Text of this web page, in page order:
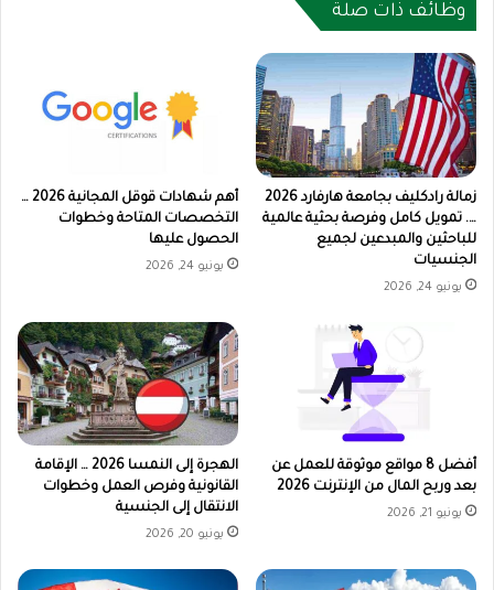
وظائف ذات صلة
زمالة رادكليف بجامعة هارفارد 2026
…. تمويل كامل وفرصة بحثية عالمية
للباحثين والمبدعين لجميع
الجنسيات
يونيو 24, 2026
أهم شهادات قوقل المجانية 2026 …
التخصصات المتاحة وخطوات
الحصول عليها
يونيو 24, 2026
أفضل 8 مواقع موثوقة للعمل عن
بعد وربح المال من الإنترنت 2026
يونيو 21, 2026
الهجرة إلى النمسا 2026 … الإقامة
القانونية وفرص العمل وخطوات
الانتقال إلى الجنسية
يونيو 20, 2026